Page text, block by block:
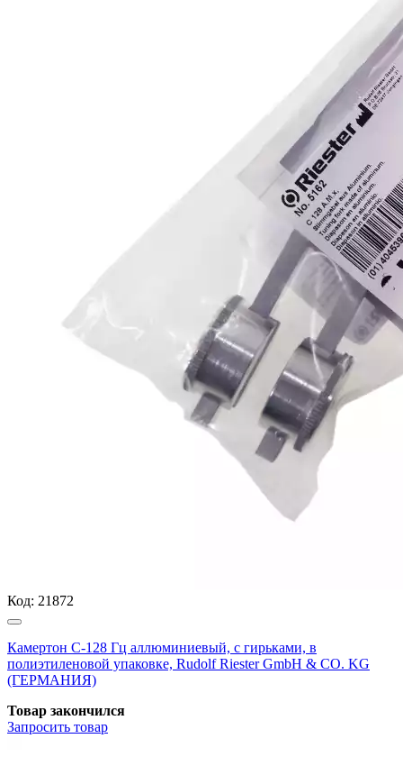
Код: 21872
Камертон С-128 Гц аллюминиевый, с гирьками, в
полиэтиленовой упаковке, Rudolf Riester GmbH & CO. KG
(ГЕРМАНИЯ)
Товар закончился
Запросить товар